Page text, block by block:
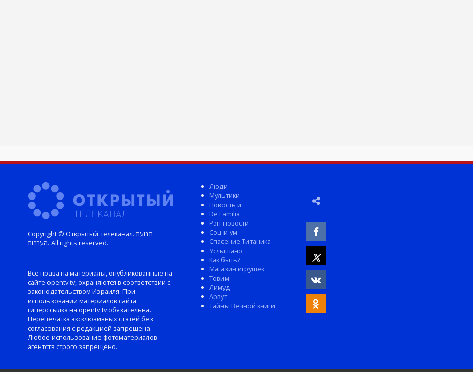
Copyright © Открытый телеканал. תנועת
הערבות. All rights reserved.
Все права на материалы, опубликованные на
сайте opentv.tv, охраняются в соответствии с
законодательством Израиля. При
использовании материалов сайта
гиперссылка на opentv.tv обязательна.
Перепечатка эксклюзивных статей без
согласования с редакцией запрещена.
Любое использование фотоматериалов
агентств строго запрещено.
Люди
Мультики
Новость и
De Familia
Рэп-новости
Соц-и-ум
Спасение Титаника
Услышано
Как быть?
Магазин игрушек
Товим
Лимуд
Арвут
Тайны Вечной книги